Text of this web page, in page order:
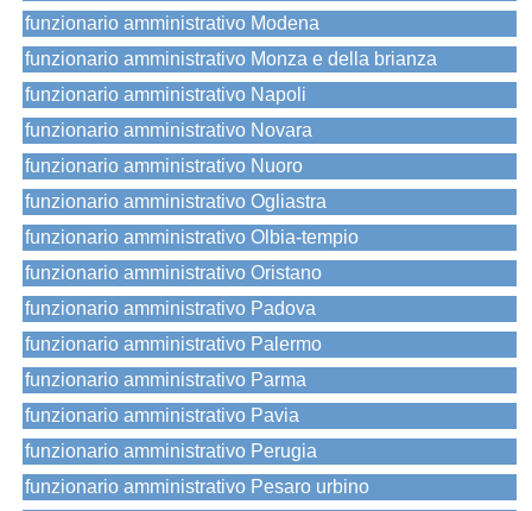
funzionario amministrativo Modena
funzionario amministrativo Monza e della brianza
funzionario amministrativo Napoli
funzionario amministrativo Novara
funzionario amministrativo Nuoro
funzionario amministrativo Ogliastra
funzionario amministrativo Olbia-tempio
funzionario amministrativo Oristano
funzionario amministrativo Padova
funzionario amministrativo Palermo
funzionario amministrativo Parma
funzionario amministrativo Pavia
funzionario amministrativo Perugia
funzionario amministrativo Pesaro urbino